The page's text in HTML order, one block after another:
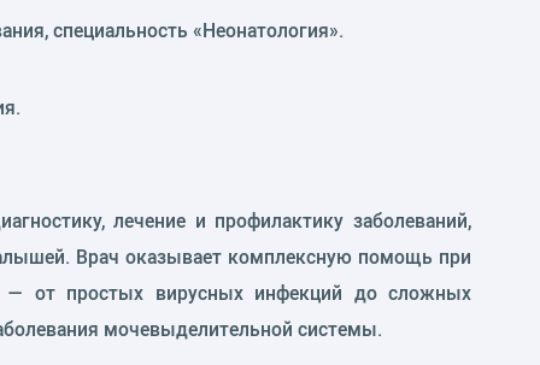
специальность «Неонатология».
лечение и профилактику заболеваний,
Врач оказывает комплексную помощь при
— от простых вирусных инфекций до сложных
мочевыделительной системы.